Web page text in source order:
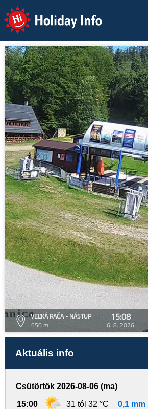
Holiday Info
VEĽKÁ RAČA - NÁSTUP
650 m
15:08
6. 8. 2026
Aktuális info
Csütörtök 2026-08-06 (ma)
15:00 31 tól 32 °C 0,1 mm